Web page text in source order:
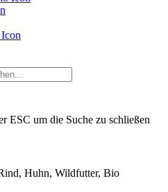
ESC um die Suche zu schließen
Huhn, Wildfutter, Bio